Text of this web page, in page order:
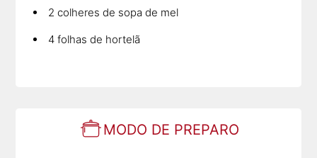
2 colheres de sopa de mel
4 folhas de hortelã
MODO DE PREPARO